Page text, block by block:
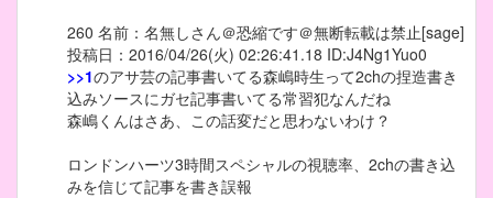
260 名前：名無しさん＠恐縮です＠無断転載は禁止[sage]
投稿日：2016/04/26(火) 02:26:41.18 ID:J4Ng1Yuo0
>>1のアサ芸の記事書いてる森嶋時生って2chの捏造書き
込みソースにガセ記事書いてる常習犯なんだね
森嶋くんはさあ、この話変だと思わないわけ？
ロンドンハーツ3時間スペシャルの視聴率、2chの書き込
みを信じて記事を書き誤報